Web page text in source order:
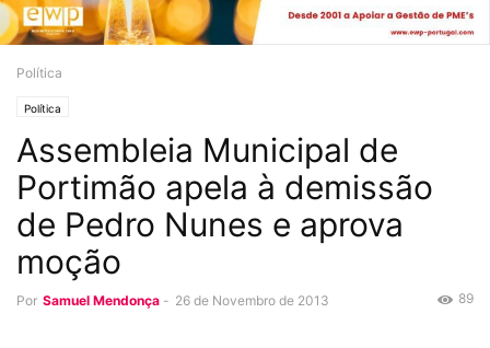
Política
Política
Assembleia Municipal de
Portimão apela à demissão
de Pedro Nunes e aprova
moção
Por Samuel Mendonça - 26 de Novembro de 2013 89